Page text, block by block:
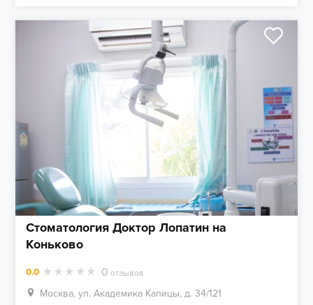
Стоматология Доктор Лопатин на
Коньково
0.0 0 отзывов
Москва, ул. Академика Капицы, д. 34/121